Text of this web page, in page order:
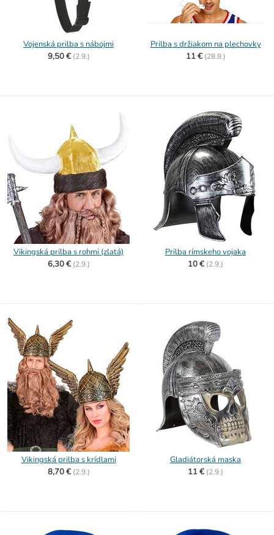
Vojenská prilba s nábojmi
9,50 € (2.9.)
Prilba s držiakom na plechovky
11 € (28.8.)
Vikingská prilba s rohmi (zlatá)
6,30 € (2.9.)
Prilba rímskeho vojaka
10 € (2.9.)
Vikingská prilba s krídlami
8,70 € (2.9.)
Gladiátorská maska
11 € (2.9.)